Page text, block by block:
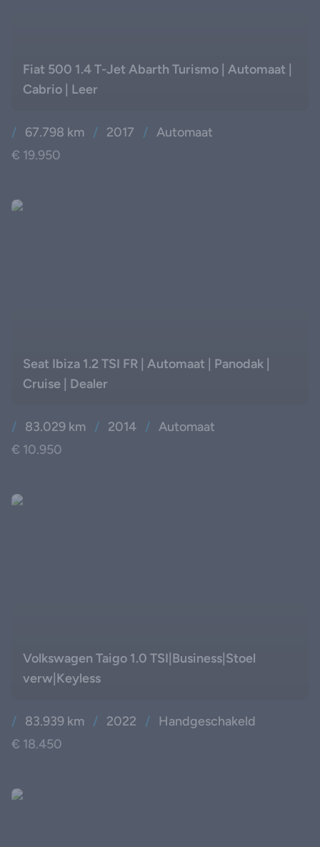
/ 67.798 km / 2017 / Automaat
€ 19.950
Fiat 500 1.4 T-Jet Abarth Turismo | Automaat |
Cabrio | Leer
/ 83.029 km / 2014 / Automaat
€ 10.950
Seat Ibiza 1.2 TSI FR | Automaat | Panodak |
Cruise | Dealer
/ 83.939 km / 2022 / Handgeschakeld
€ 18.450
Volkswagen Taigo 1.0 TSI|Business|Stoel
verw|Keyless